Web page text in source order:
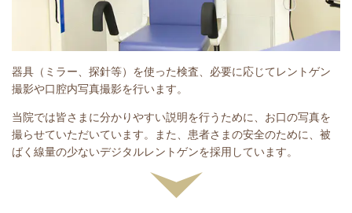
器具（ミラー、探針等）を使った検査、必要に応じてレントゲン
撮影や口腔内写真撮影を行います。
当院では皆さまに分かりやすい説明を行うために、お口の写真を
撮らせていただいています。また、患者さまの安全のために、被
ばく線量の少ないデジタルレントゲンを採用しています。